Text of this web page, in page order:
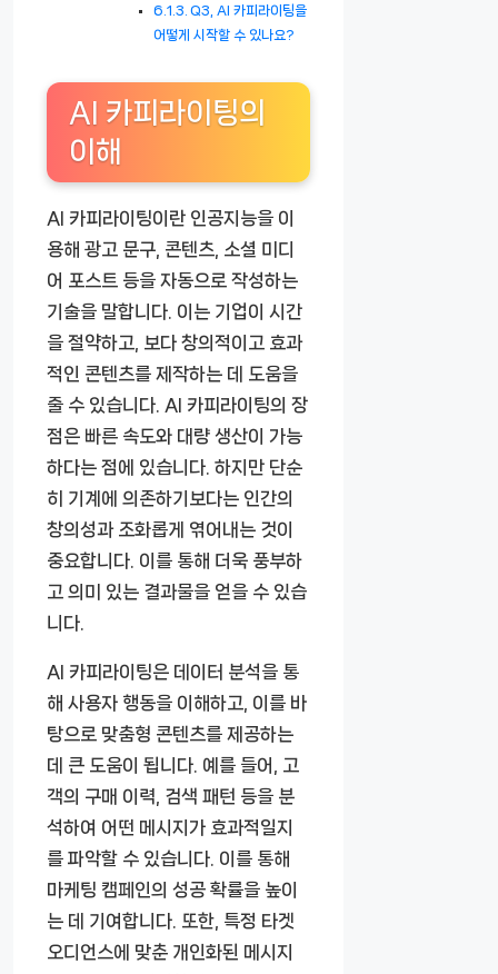
Q3, AI 카피라이팅을
어떻게 시작할 수 있나요?
AI 카피라이팅의
이해
AI 카피라이팅이란 인공지능을 이
용해 광고 문구, 콘텐츠, 소셜 미디
어 포스트 등을 자동으로 작성하는
기술을 말합니다. 이는 기업이 시간
을 절약하고, 보다 창의적이고 효과
적인 콘텐츠를 제작하는 데 도움을
줄 수 있습니다. AI 카피라이팅의 장
점은 빠른 속도와 대량 생산이 가능
하다는 점에 있습니다. 하지만 단순
히 기계에 의존하기보다는 인간의
창의성과 조화롭게 엮어내는 것이
중요합니다. 이를 통해 더욱 풍부하
고 의미 있는 결과물을 얻을 수 있습
니다.
AI 카피라이팅은 데이터 분석을 통
해 사용자 행동을 이해하고, 이를 바
탕으로 맞춤형 콘텐츠를 제공하는
데 큰 도움이 됩니다. 예를 들어, 고
객의 구매 이력, 검색 패턴 등을 분
석하여 어떤 메시지가 효과적일지
를 파악할 수 있습니다. 이를 통해
마케팅 캠페인의 성공 확률을 높이
는 데 기여합니다. 또한, 특정 타겟
오디언스에 맞춘 개인화된 메시지